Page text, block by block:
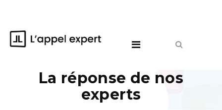
La réponse de nos
experts